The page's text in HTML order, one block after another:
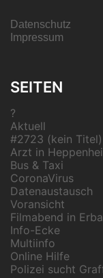
Datenschutz
Impressum
SEITEN
?
Aktuell
#2723 (kein Titel)
Arzt in
Bus & Taxi
CoronaVirus
Datenaustausch
Voransicht
Filmabend in
Info-Ecke
Multiinfo
Online Hilfe
Polizei sucht